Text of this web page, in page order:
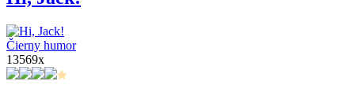
Čierny humor
13569x